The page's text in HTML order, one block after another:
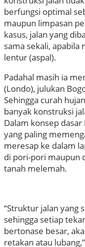
berfungsi optimal
maupun limpasan
kasus, jalan yang
sama sekali,
lentur (aspal).
Padahal masih ia
(Londo), julukan
Sehingga curah
banyak konstruksi
Dalam konsep
yang paling
meresap ke dalam
di pori-pori maupun
tanah melemah.
“Struktur jalan yang
sehingga setiap
bertonase besar,
retakan atau